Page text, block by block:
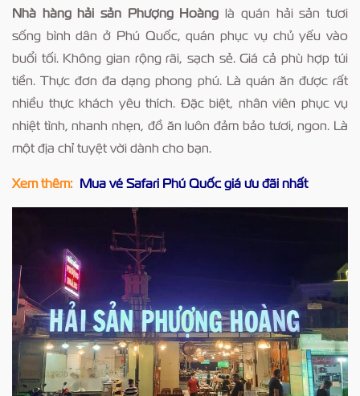
Nhà hàng hải sản Phượng Hoàng là quán hải sản tươi
sống bình dân ở Phú Quốc, quán phục vụ chủ yếu vào
buổi tối. Không gian rộng rãi, sạch sẻ. Giá cả phù hợp túi
tiền. Thực đơn đa dạng phong phú. Là quán ăn được rất
nhiều thực khách yêu thích. Đặc biệt, nhân viên phục vụ
nhiệt tình, nhanh nhẹn, đồ ăn luôn đảm bảo tươi, ngon. Là
một địa chỉ tuyệt vời dành cho bạn.
Xem thêm: Mua vé Safari Phú Quốc giá ưu đãi nhất